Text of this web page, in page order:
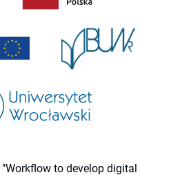
to develop digital